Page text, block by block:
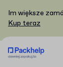
Im większe
Kup teraz